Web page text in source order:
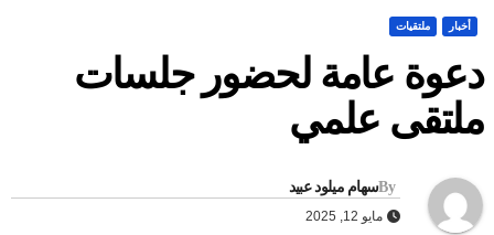
أخبار ملتقيات
عامة لحضور جلسات
علمي
Byسهام ميلود عبيد
مايو 12, 2025